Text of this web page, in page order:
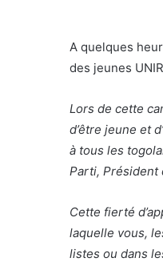
A quelques
des jeunes
Lors de cette
d’être jeune et
à tous les
Parti, Président
Cette fierté
laquelle vous,
listes ou dans